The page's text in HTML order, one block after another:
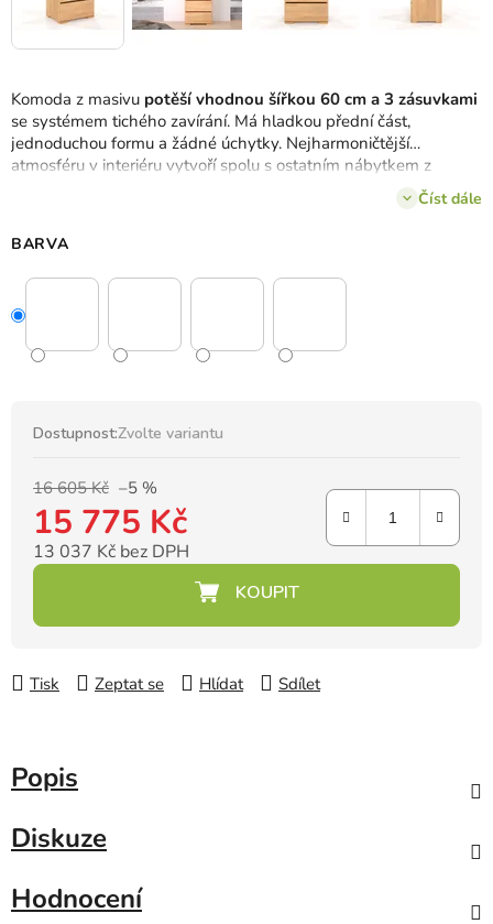
Komoda z masivu potěší vhodnou šířkou 60 cm a 3 zásuvkami
se systémem tichého zavírání. Má hladkou přední část,
jednoduchou formu a žádné úchytky. Nejharmoničtější
atmosféru v interiéru vytvoří spolu s ostatním nábytkem z
Číst dále
BARVA
Dostupnost:Zvolte variantu
16 605 Kč –5 %
15 775 Kč
13 037 Kč bez DPH
Tisk Zeptat se Hlídat Sdílet
Popis
Diskuze
Hodnocení